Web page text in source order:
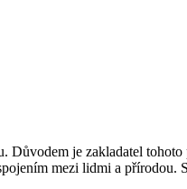
je zakladatel
mezi lidmi a přírodou.